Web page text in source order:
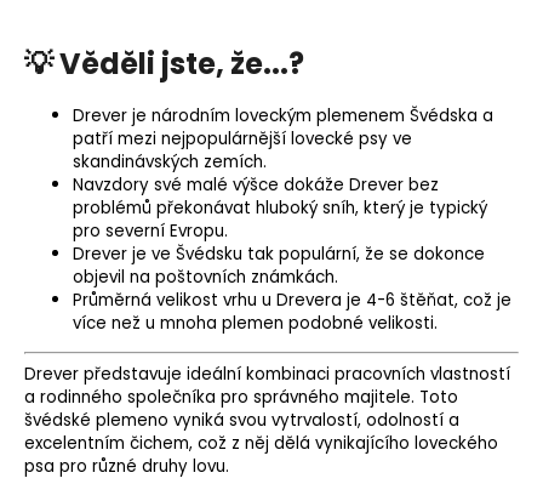
💡 Věděli jste, že...?
Drever je národním loveckým plemenem Švédska a
patří mezi nejpopulárnější lovecké psy ve
skandinávských zemích.
Navzdory své malé výšce dokáže Drever bez
problémů překonávat hluboký sníh, který je typický
pro severní Evropu.
Drever je ve Švédsku tak populární, že se dokonce
objevil na poštovních známkách.
Průměrná velikost vrhu u Drevera je 4-6 štěňat, což je
více než u mnoha plemen podobné velikosti.
Drever představuje ideální kombinaci pracovních vlastností
a rodinného společníka pro správného majitele. Toto
švédské plemeno vyniká svou vytrvalostí, odolností a
excelentním čichem, což z něj dělá vynikajícího loveckého
psa pro různé druhy lovu.